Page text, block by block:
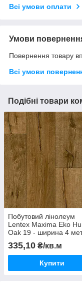
Всі умови оплати
Умови
Повернення товару
Всі умови
Подібні товари
Побутовий лінолеум
Lentex Maxima Eko
Oak 19 - ширина 4
335,10 ₴/кв.м
Купити